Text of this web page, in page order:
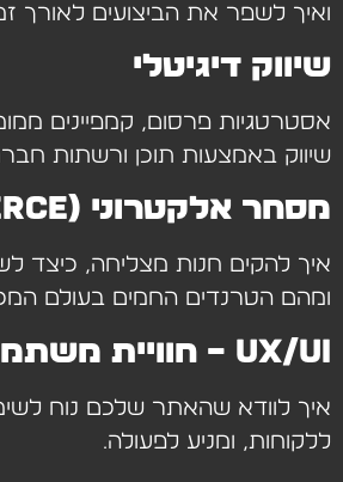
ואיך לשפר את הביצועים לאורך
שיווק דיגיטלי
אסטרטגיות פרסום, קמפיינים
שיווק באמצעות תוכן ורשתות
מסחר אלקטרוני (E-commerce)
איך להקים חנות מצליחה, כיצד
ומהם הטרנדים החמים בעולם
UX/UI – חוויית משתמש ועיצוב
איך לוודא שהאתר שלכם נוח
ללקוחות, ומניע לפעולה.